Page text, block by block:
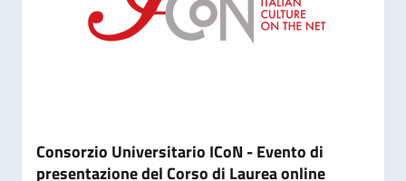
Consorzio Universitario ICoN - Evento di
presentazione del Corso di Laurea online